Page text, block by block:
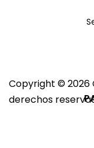
Copyright © 2026
derechos